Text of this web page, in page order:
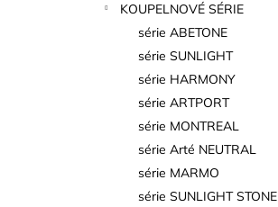
KOUPELNOVÉ SÉRIE
série ABETONE
série SUNLIGHT
série HARMONY
série ARTPORT
série MONTREAL
série Arté NEUTRAL
série MARMO
série SUNLIGHT STONE